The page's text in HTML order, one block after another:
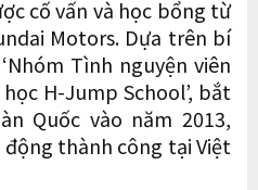
cố vấn và học bổng từ
Motors. Dựa trên bí
Tình nguyện viên
H-Jump School’, bắt
Quốc vào năm 2013,
thành công tại Việt